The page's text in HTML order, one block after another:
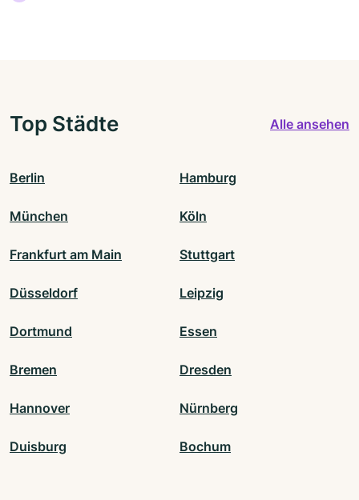
Top Städte Alle ansehen
Berlin Hamburg
München Köln
Frankfurt am Main Stuttgart
Düsseldorf Leipzig
Dortmund Essen
Bremen Dresden
Hannover Nürnberg
Duisburg Bochum